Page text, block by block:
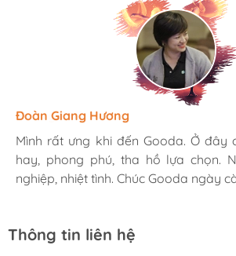
Hương Suri
Mình rất ưng khi đến Gooda. Ở đây
hay, phong phú, tha hồ lựa chọn.
nghiệp, nhiệt tình. Chúc Gooda ngày
Đoàn Giang Hương
Mình rất ưng khi đến Gooda. Ở đây
hay, phong phú, tha hồ lựa chọn.
nghiệp, nhiệt tình. Chúc Gooda ngày
Ngọc Anh
Mình rất ưng khi đến Gooda. Ở đây
hay, phong phú, tha hồ lựa chọn.
nghiệp, nhiệt tình. Chúc Gooda ngày
Thông tin liên hệ